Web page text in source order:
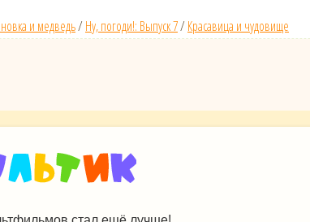
и медведь/ Ну, погоди!: Выпуск 7/ Красавица и чудовище